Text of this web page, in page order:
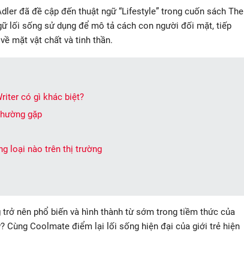
đã đề cập đến thuật ngữ “Lifestyle” trong cuốn sách The
lối sống sử dụng để mô tả cách con người đối mặt, tiếp
mặt vật chất và tinh thần.
có gì khác biệt?
gặp
loại nào trên thị trường
nên phổ biến và hình thành từ sớm trong tiềm thức của
Cùng Coolmate điểm lại lối sống hiện đại của giới trẻ hiện